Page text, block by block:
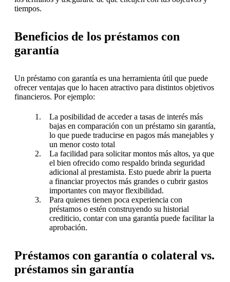
tiempos.
Beneficios de los préstamos con
garantía
Un préstamo con garantía es una herramienta útil que puede
ofrecer ventajas que lo hacen atractivo para distintos objetivos
financieros. Por ejemplo:
La posibilidad de acceder a tasas de interés más
bajas en comparación con un préstamo sin garantía,
lo que puede traducirse en pagos más manejables y
un menor costo total
La facilidad para solicitar montos más altos, ya que
el bien ofrecido como respaldo brinda seguridad
adicional al prestamista. Esto puede abrir la puerta
a financiar proyectos más grandes o cubrir gastos
importantes con mayor flexibilidad.
Para quienes tienen poca experiencia con
préstamos o estén construyendo su historial
crediticio, contar con una garantía puede facilitar la
aprobación.
Préstamos con garantía o colateral vs.
préstamos sin garantía